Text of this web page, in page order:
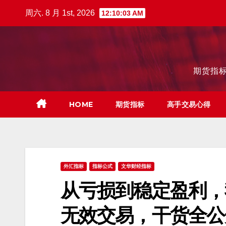
周六. 8 月 1st, 2026 12:10:03 AM
期货指
HOME 期货指标 高手交易心得
外汇指标 指标公式 文华财经指标
从亏损到稳定盈利
无效交易，干货全